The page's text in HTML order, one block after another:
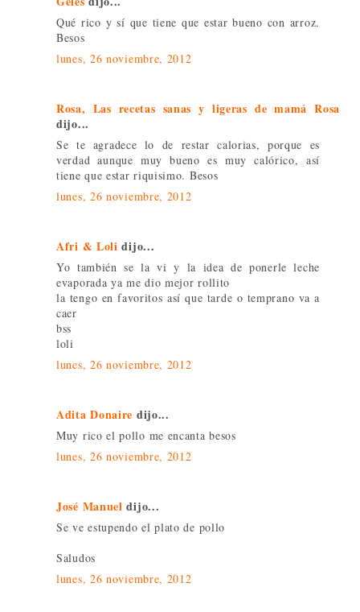
Qué rico y sí que tiene que estar bueno con arroz.
Besos
lunes, 26 noviembre, 2012
Rosa, Las recetas sanas y ligeras de mamá Rosa
dijo...
Se te agradece lo de restar calorias, porque es
verdad aunque muy bueno es muy calórico, así
tiene que estar riquisimo. Besos
lunes, 26 noviembre, 2012
Afri & Loli dijo...
Yo también se la vi y la idea de ponerle leche
evaporada ya me dio mejor rollito
la tengo en favoritos así que tarde o temprano va a
caer
bss
loli
lunes, 26 noviembre, 2012
Adita Donaire dijo...
Muy rico el pollo me encanta besos
lunes, 26 noviembre, 2012
José Manuel dijo...
Se ve estupendo el plato de pollo
Saludos
lunes, 26 noviembre, 2012